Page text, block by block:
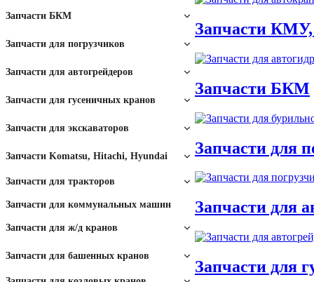
силовых опор
автокранов
Плиты скольжения для
Запчасти для
грузовиков
Запчасти для кранов-
Запчасти БКМ
Запчасти для БКМ-317
Запчасти для погрузчиков
Запчасти Dressta Stalova
Запчасти для ПУМ-500
Запчасти для автогрейдеров
Запчасти для ГС-18.07,
ДЗ-180, ГС-14.02
Запчасти для гусеничных кранов
Запчасти для ДЭК-251
Запчасти крана Клинцы
Запчасти для Челябинец
Запчасти для экскаваторов
Коробки КПП для
Радиаторы экскаватора
Запчасти Komatsu, Hitachi, Hyundai
Топливная аппаратура
Пальцы
Запчасти для тракторов
Стекла для тракторов
Ходовая часть трактора
Запчасти для коммунальных машин
Запчасти для ж/д кранов
Стекла для ж/д кранов
Запчасти для башенных кранов
Запчасти
Запчасти БКМ
Запчасти для
Запчасти для
Запчасти для